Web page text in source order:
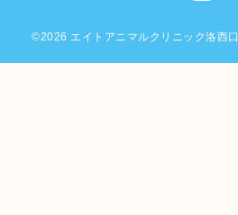
©2026 エイトアニマルクリニック洛西口